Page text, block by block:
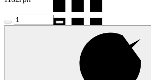
Volkswagen Passat CC 2008-